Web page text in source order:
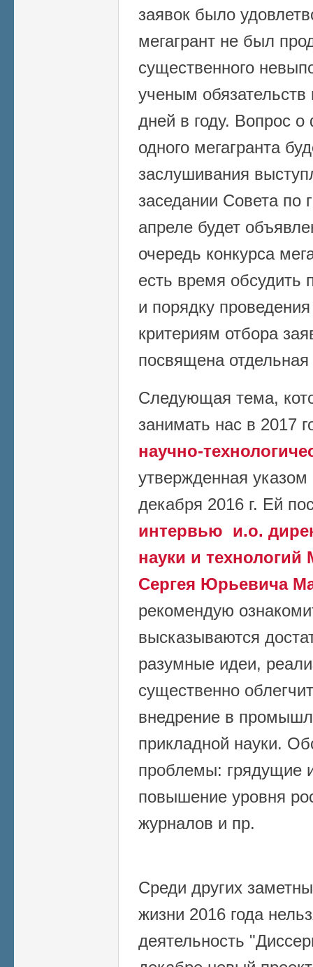
заявок было
мегагрант не был
существенного
ученым
дней в году. Вопрос
одного мегагранта
заслушивания
заседании Совета по
апреле будет
очередь конкурса
есть время
и порядку
критериям отбора
посвящена отдельная
Следующая тема,
занимать нас в 2017
научно-
утвержденная
декабря 2016 г. Ей
интервью и.о.
науки и
Сергея Юрьевича
рекомендую
высказываются
разумные идеи,
существенно
внедрение в
прикладной науки.
проблемы: грядущие
повышение уровня
журналов и пр.
Среди других
жизни 2016 года
деятельность